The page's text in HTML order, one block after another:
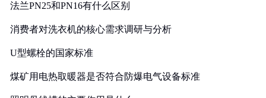
法兰PN25和PN16有什么区别
消费者对洗衣机的核心需求调研与分析
U型螺栓的国家标准
煤矿用电热取暖器是否符合防爆电气设备标准